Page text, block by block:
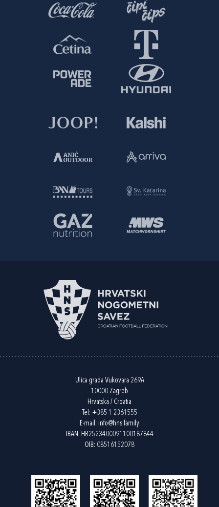
Ulica grada Vukovara 269A
10000 Zagreb
Hrvatska / Croatia
Tel: +385 1 2361555
E-mail: info@hns.family
IBAN: HR2523400091100187844
OIB: 08516152078